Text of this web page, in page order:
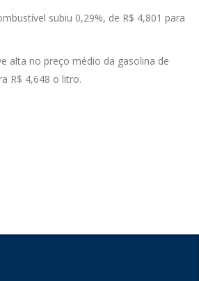
subiu 0,29%, de R$ 4,801 para
alta no preço médio da gasolina de
R$ 4,648 o litro.